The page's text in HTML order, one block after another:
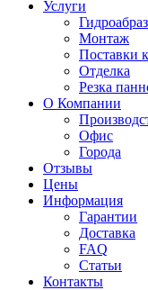
Услуги
Монтаж
Поставки
Отделка
Резка
О Компании
Офис
Города
Отзывы
Цены
Информация
Гарантии
Доставка
FAQ
Статьи
Контакты